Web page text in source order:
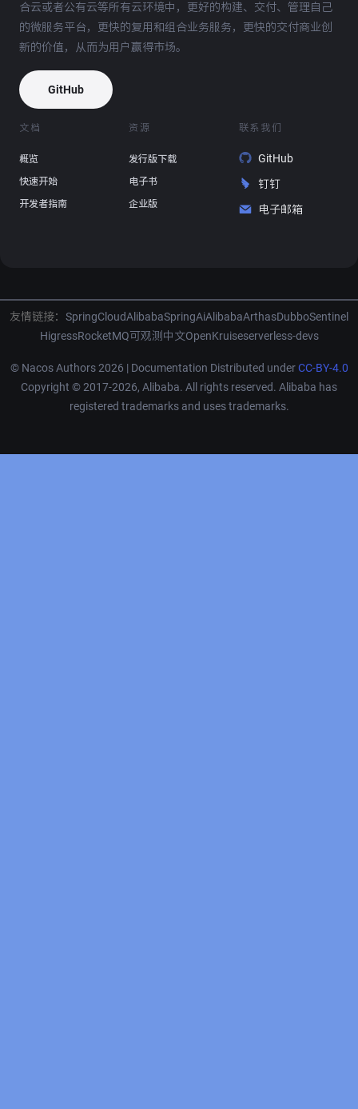
合云或者公有云等所有云环境中，更好的构建、交付、管理自己
的微服务平台，更快的复用和组合业务服务，更快的交付商业创
新的价值，从而为用户赢得市场。
GitHub
文档
概览
快速开始
开发者指南
资源
发行版下载
电子书
企业版
联系我们
GitHub
钉钉
电子邮箱
友情链接： SpringCloudAlibabaSpringAiAlibabaArthasDubboSentinel
HigressRocketMQ可观测中文OpenKruiseserverless-devs
© Nacos Authors 2026 | Documentation Distributed underCC-BY-4.0
Copyright © 2017-2026, Alibaba. All rights reserved. Alibaba has
registered trademarks and uses trademarks.